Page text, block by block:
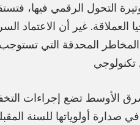
التحول الرقمي فيها،
غير أن الاعتماد
المحدقة التي
شركات الشرق الأوسط تضع إجراءات
صدارة أولوياتها للسنة